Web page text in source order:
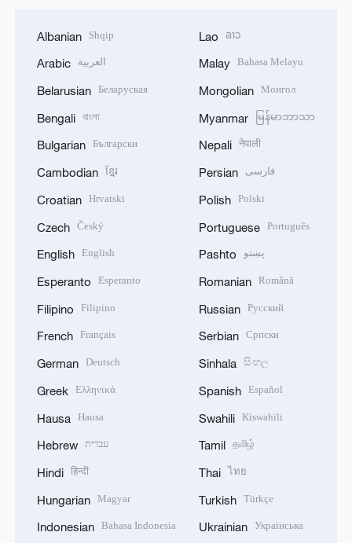
Albanian Shqip
Arabic العربية
Belarusian Беларуская
Bengali বাংলা
Bulgarian Български
Cambodian ខ្មែរ
Croatian Hrvatski
Czech Český
English English
Esperanto Esperanto
Filipino Filipino
French Français
German Deutsch
Greek Ελληνικά
Hausa Hausa
Hebrew עברית
Hindi हिन्दी
Hungarian Magyar
Indonesian Bahasa Indonesia
Lao ລາວ
Malay Bahasa Melayu
Mongolian Монгол
Myanmar မြန်မာဘာသာ
Nepali नेपाली
Persian فارسی
Polish Polski
Portuguese Português
Pashto پښتو
Romanian Română
Russian Русский
Serbian Српски
Sinhala සිංහල
Spanish Español
Swahili Kiswahili
Tamil தமிழ்
Thai ไทย
Turkish Türkçe
Ukrainian Українська